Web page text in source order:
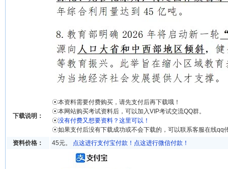
下载说明：
☉本资料需要付费购买，请先支付后再下载哦！
☉本网站购买考试资料后，可以加入VIP考试交流QQ群。
☉没有付费又想要资料？这里可以！
☉如果支付后没有下载成功或不会下载的，可以联系客服在线qq
资料价格：
45元。 点这进行支付宝付款！ 点这进行微信付款！